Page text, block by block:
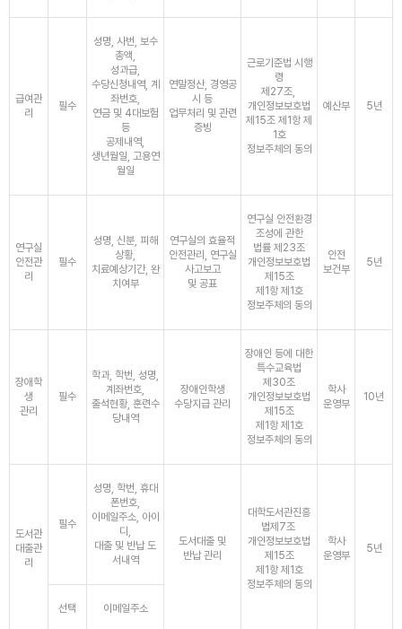
급여관
리
필수
성명, 사번, 보수
총액,
성과급,
수당신청내역, 계
좌번호,
연금 및 4대보험
등
공제내역,
생년월일, 고용연
월일
연말정산, 경영공
시 등
업무처리 및 관련
증빙
근로기준법 시행
령
제27조,
개인정보보호법
제15조 제1항 제
1호
정보주체의 동의
예산부 5년
연구실
안전관
리
필수
성명, 신분, 피해
상황,
치료예상기간, 완
치여부
연구실의 효율적
안전관리, 연구실
사고보고
및 공표
연구실 안전환경
조성에 관한
법률 제23조
개인정보보호법
제15조
제1항 제1호
정보주체의 동의
안전
보건부
5년
장애학
생
관리
필수
학과, 학번, 성명,
계좌번호,
출석현황, 훈련수
당내역
장애인학생
수당지급 관리
장애인 등에 대한
특수교육법
제30조
개인정보보호법
제15조
제1항 제1호
정보주체의 동의
학사
운영부
10년
도서관
대출관
리
필수
성명, 학번, 휴대
폰번호,
이메일주소, 아이
디,
대출 및 반납 도
서내역
도서대출 및
반납 관리
대학도서관진흥
법제7조
개인정보보호법
제15조
제1항 제1호
정보주체의 동의
학사
운영부
5년
선택 이메일주소